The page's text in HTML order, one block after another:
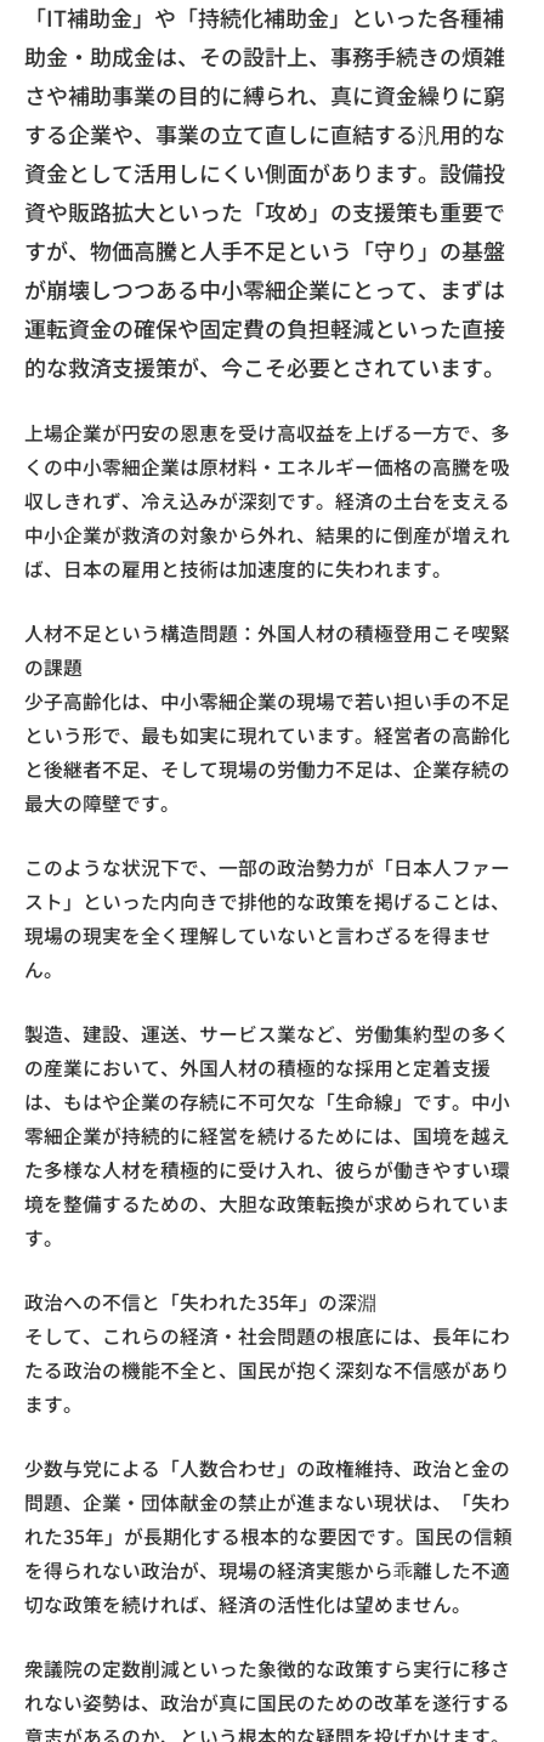
「IT補助金」や「持続化補助金」といった各種補
助金・助成金は、その設計上、事務手続きの煩雑
さや補助事業の目的に縛られ、真に資金繰りに窮
する企業や、事業の立て直しに直結する汎用的な
資金として活用しにくい側面があります。設備投
資や販路拡大といった「攻め」の支援策も重要で
すが、物価高騰と人手不足という「守り」の基盤
が崩壊しつつある中小零細企業にとって、まずは
運転資金の確保や固定費の負担軽減といった直接
的な救済支援策が、今こそ必要とされています。
上場企業が円安の恩恵を受け高収益を上げる一方で、多
くの中小零細企業は原材料・エネルギー価格の高騰を吸
収しきれず、冷え込みが深刻です。経済の土台を支える
中小企業が救済の対象から外れ、結果的に倒産が増えれ
ば、日本の雇用と技術は加速度的に失われます。
人材不足という構造問題：外国人材の積極登用こそ喫緊
の課題
少子高齢化は、中小零細企業の現場で若い担い手の不足
という形で、最も如実に現れています。経営者の高齢化
と後継者不足、そして現場の労働力不足は、企業存続の
最大の障壁です。
このような状況下で、一部の政治勢力が「日本人ファー
スト」といった内向きで排他的な政策を掲げることは、
現場の現実を全く理解していないと言わざるを得ませ
ん。
製造、建設、運送、サービス業など、労働集約型の多く
の産業において、外国人材の積極的な採用と定着支援
は、もはや企業の存続に不可欠な「生命線」です。中小
零細企業が持続的に経営を続けるためには、国境を越え
た多様な人材を積極的に受け入れ、彼らが働きやすい環
境を整備するための、大胆な政策転換が求められていま
す。
政治への不信と「失われた35年」の深淵
そして、これらの経済・社会問題の根底には、長年にわ
たる政治の機能不全と、国民が抱く深刻な不信感があり
ます。
少数与党による「人数合わせ」の政権維持、政治と金の
問題、企業・団体献金の禁止が進まない現状は、「失わ
れた35年」が長期化する根本的な要因です。国民の信頼
を得られない政治が、現場の経済実態から乖離した不適
切な政策を続ければ、経済の活性化は望めません。
衆議院の定数削減といった象徴的な政策すら実行に移さ
れない姿勢は、政治が真に国民のための改革を遂行する